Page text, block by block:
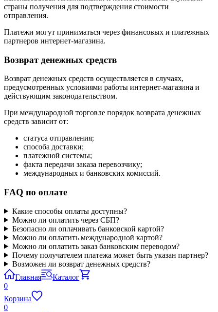
страны получения для подтверждения стоимости
отправления.
Платежи могут приниматься через финансовых и платежных
партнеров интернет-магазина.
Возврат денежных средств
Возврат денежных средств осуществляется в случаях,
предусмотренных условиями работы интернет-магазина и
действующим законодательством.
При международной торговле порядок возврата денежных
средств зависит от:
статуса отправления;
способа доставки;
платежной системы;
факта передачи заказа перевозчику;
международных и банковских комиссий.
FAQ по оплате
Какие способы оплаты доступны?
Можно ли оплатить через СБП?
Безопасно ли оплачивать банковской картой?
Можно ли оплатить международной картой?
Можно ли оплатить заказ банковским переводом?
Почему получателем платежа может быть указан партнер?
Возможен ли возврат денежных средств?
Главная
Каталог
0
Корзина
0